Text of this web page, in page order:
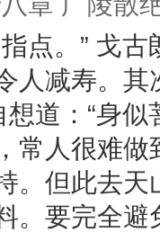
点。” 戈
人减寿。
想道：“身
常人很难
。但此去
。要完全
给小伙伴们吧